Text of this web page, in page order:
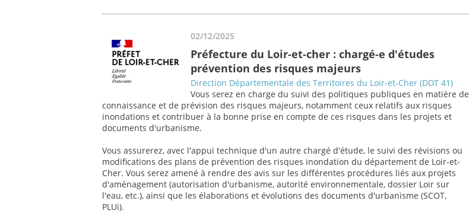
02/12/2025
Préfecture du Loir-et-cher : chargé-e d'études
prévention des risques majeurs
Direction Départementale des Territoires du Loir-et-Cher (DDT 41)
Vous serez en charge du suivi des politiques publiques en matière de
connaissance et de prévision des risques majeurs, notamment ceux relatifs aux risques
inondations et contribuer à la bonne prise en compte de ces risques dans les projets et
documents d'urbanisme.
Vous assurerez, avec l'appui technique d'un autre chargé d'étude, le suivi des révisions ou
modifications des plans de prévention des risques inondation du département de Loir-et-
Cher. Vous serez amené à rendre des avis sur les différentes procédures liés aux projets
d'aménagement (autorisation d'urbanisme, autorité environnementale, dossier Loir sur
l'eau, etc.), ainsi que les élaborations et évolutions des documents d'urbanisme (SCOT,
PLUi).